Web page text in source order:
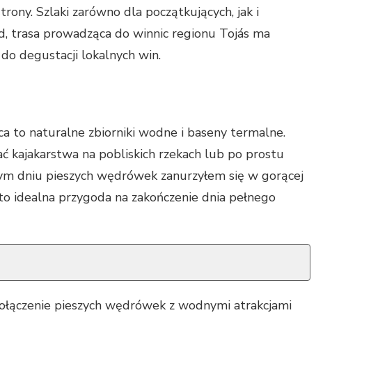
Szlaki zarówno dla początkujących, jak i
trasa prowadząca do winnic regionu Tojás ma
degustacji lokalnych win.
to naturalne zbiorniki wodne i baseny termalne.
kajakarstwa na pobliskich rzekach lub po prostu
dniu pieszych wędrówek zanurzyłem się w gorącej
idealna przygoda na zakończenie dnia pełnego
pieszych wędrówek z wodnymi atrakcjami